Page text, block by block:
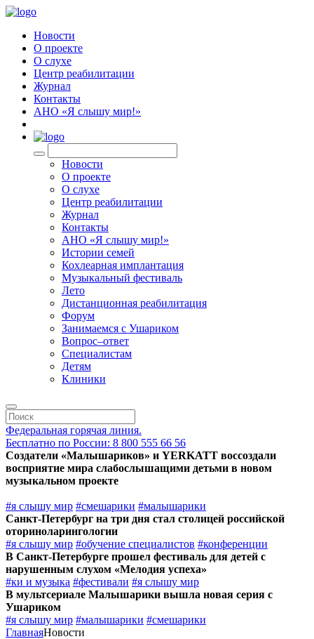
Новости
О проекте
О слухе
Центр реабилитации
Журнал
Контакты
АНО «Я слышу мир!»
Новости
О проекте
О слухе
Центр реабилитации
Журнал
Контакты
АНО «Я слышу мир!»
Истории семей
Кохлеарная имплантация
Музыкальный фестиваль
Лето
Дистанционная реабилитация
Форум
Занимаемся с Ушариком
Вопрос–ответ
Специалистам
Детям
Клиники
Федеральная горячая линия.
Бесплатно по России: 8 800 555 66 56
Создатели «Малышариков» и YERKATT воссоздали
восприятие мира слабослышащими детьми в новом
музыкальном проекте
#я слышу мир #смешарики #малышарики
Санкт-Петербург на три дня стал столицей российской
оториноларингологии
#я слышу мир #обучение специалистов #конференции
В Санкт-Петербурге прошел фестиваль для детей с
нарушенным слухом «Мелодия успеха»
#ки и музыка #фестивали #я слышу мир
В мультсериале Малышарики вышла новая серия с
Ушариком
#я слышу мир #малышарики #смешарики
ГлавнаяНовости